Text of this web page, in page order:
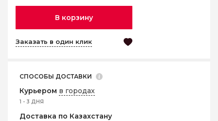
В корзину
Заказать в один клик
СПОСОБЫ ДОСТАВКИ
Курьером в городах
1 - 3 ДНЯ
Доставка по Казахстану